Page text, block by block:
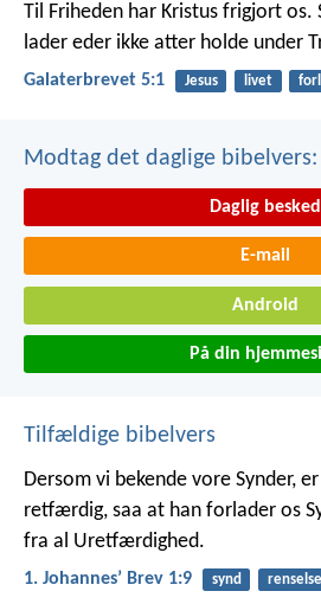
Til Friheden har Kristus frigjort os.
lader eder ikke atter holde under
Galaterbrevet 5:1 Jesus livet
Modtag det daglige bibelvers:
Daglig besked
E-mail
Android
På din
Tilfældige bibelvers
Dersom vi bekende vore Synder,
retfærdig, saa at han forlader os
fra al Uretfærdighed.
1. Johannesʼ Brev 1:9 synd renselse